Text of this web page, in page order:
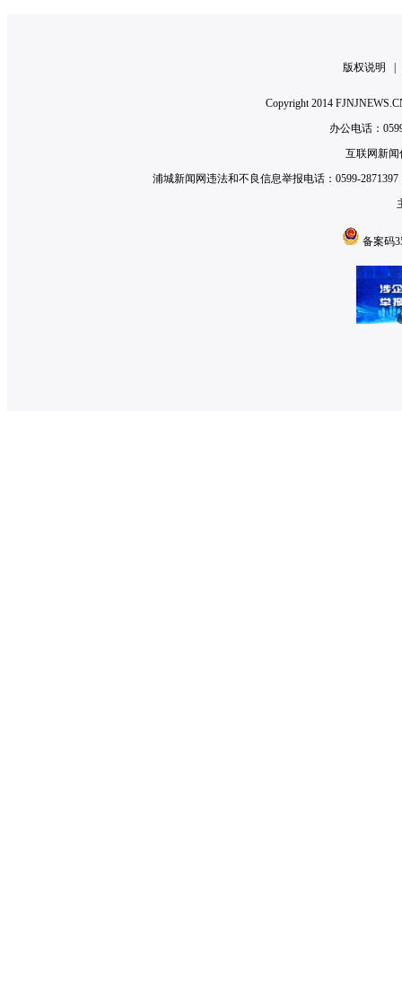
版权说明
Copyright 2014
办公电话：
互联网新闻
浦城新闻网违法和不良信息举报电话：0599-
备案码